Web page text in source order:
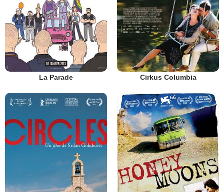
La Parade Cirkus Columbia